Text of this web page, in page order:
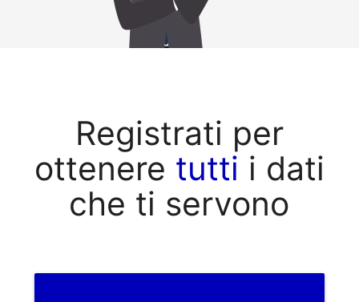
Registrati per
ottenere tutti i dati
che ti servono